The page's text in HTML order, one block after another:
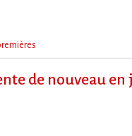
de nouveau en